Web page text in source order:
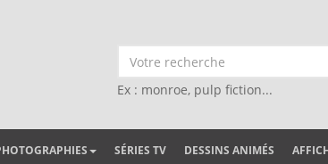
Ex : monroe, pulp fiction...
SÉRIES TV DESSINS ANIMÉS